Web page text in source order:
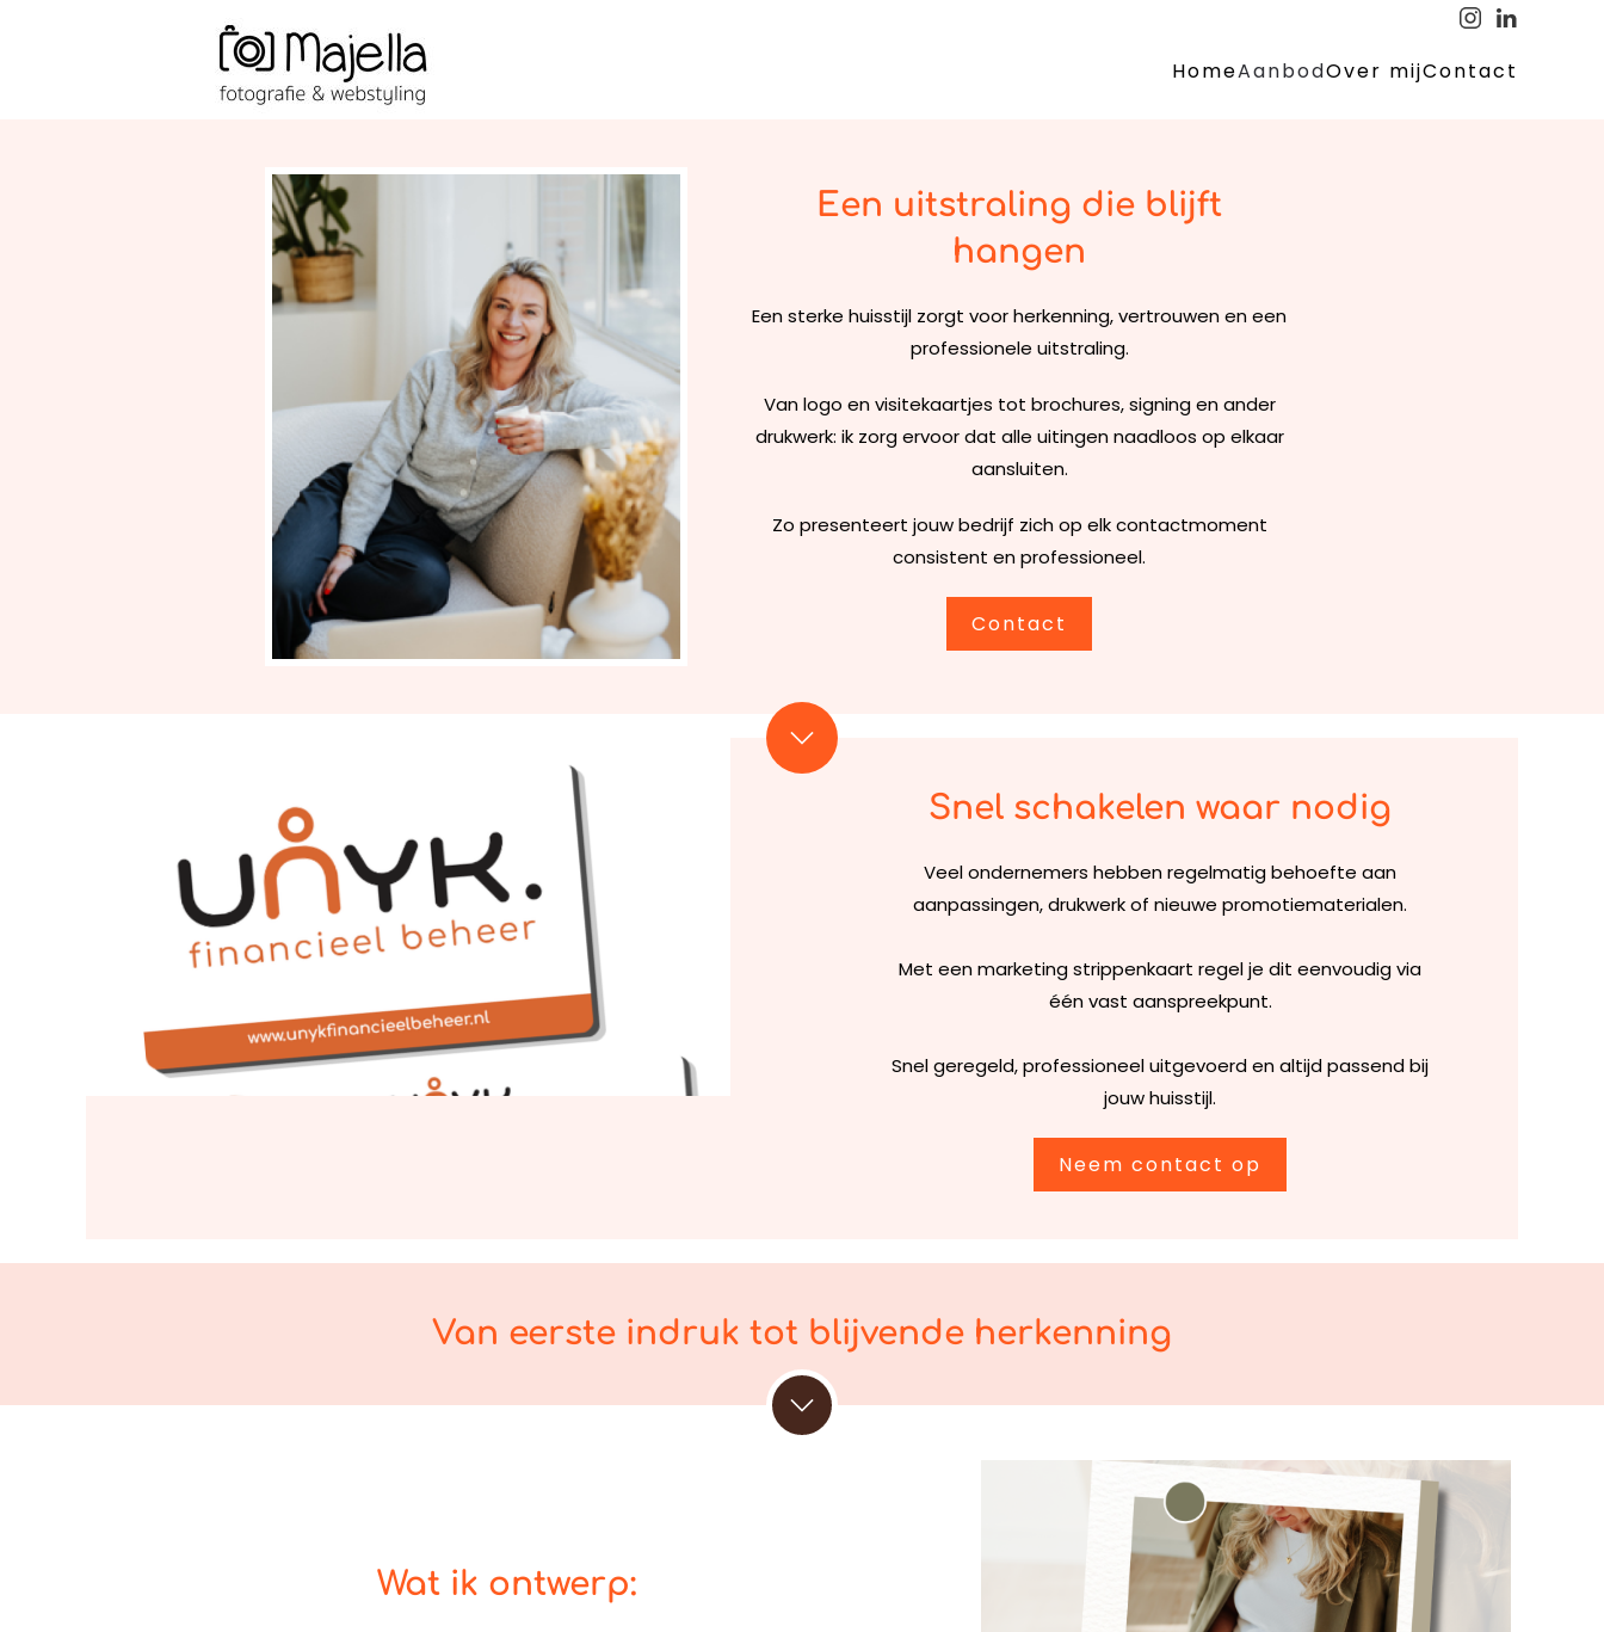
HomeAanbodOver mijContact
Een uitstraling die blijft
hangen
Een sterke huisstijl zorgt voor herkenning, vertrouwen en een
professionele uitstraling.
Van logo en visitekaartjes tot brochures, signing en ander
drukwerk: ik zorg ervoor dat alle uitingen naadloos op elkaar
aansluiten.
Zo presenteert jouw bedrijf zich op elk contactmoment
consistent en professioneel.
Contact
Snel schakelen waar nodig
Veel ondernemers hebben regelmatig behoefte aan
aanpassingen, drukwerk of nieuwe promotiematerialen.
Met een marketing strippenkaart regel je dit eenvoudig via
één vast aanspreekpunt.
Snel geregeld, professioneel uitgevoerd en altijd passend bij
jouw huisstijl.
Neem contact op
Van eerste indruk tot blijvende herkenning
Wat ik ontwerp: